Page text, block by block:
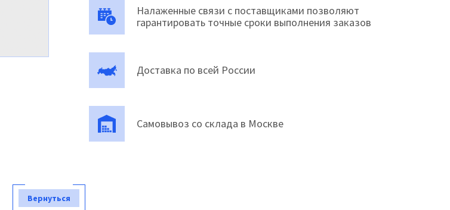
Налаженные связи с поставщиками позволяют
гарантировать точные сроки выполнения заказов
Доставка по всей России
Самовывоз со склада в Москве
Вернуться